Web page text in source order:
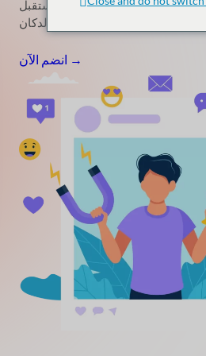
انضم إلينا في تشكيل مستقبل
انضم الآن →